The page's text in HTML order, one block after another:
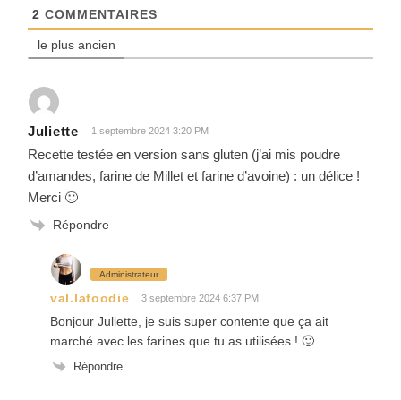
2 COMMENTAIRES
le plus ancien
Juliette 1 septembre 2024 3:20 PM
Recette testée en version sans gluten (j’ai mis poudre
d’amandes, farine de Millet et farine d’avoine) : un délice !
Merci 🙂
Répondre
Administrateur
val.lafoodie 3 septembre 2024 6:37 PM
Bonjour Juliette, je suis super contente que ça ait
marché avec les farines que tu as utilisées ! 🙂
Répondre